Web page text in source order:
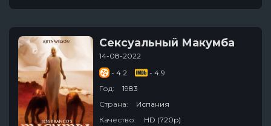
Сексуальный Макумба
14-08-2022
- 4.2
- 4.9
Год:
1983
Страна:
Испания
Качество:
HD (720p)